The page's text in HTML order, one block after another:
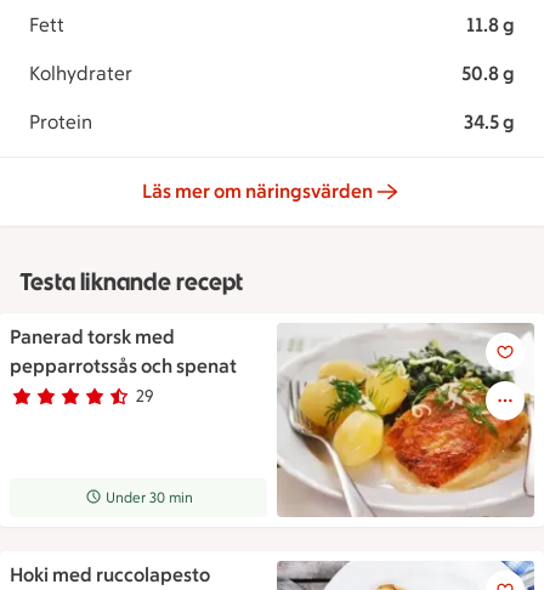
Fett 11.8 g
Kolhydrater 50.8 g
Protein 34.5 g
Läs mer om näringsvärden
Testa liknande recept
Panerad torsk med
pepparrotssås och spenat
Betyg 4.2 av 5. 29
29 personer har röstat
Receptet tar Under 30 min att tillaga
Under 30 min
Panerad torsk med
Hoki med ruccolapesto Hoki med ruccolapesto